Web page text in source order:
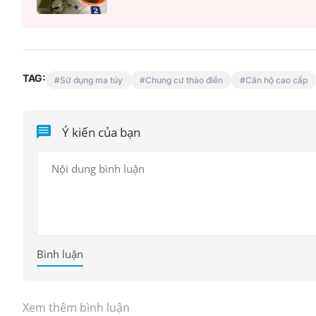
TAG: Sử dụng ma túy Chung cư thảo điền Căn hộ cao cấp
Ý kiến của bạn
Bình luận
Xem thêm bình luận
chấp, làm sao để hạn chế